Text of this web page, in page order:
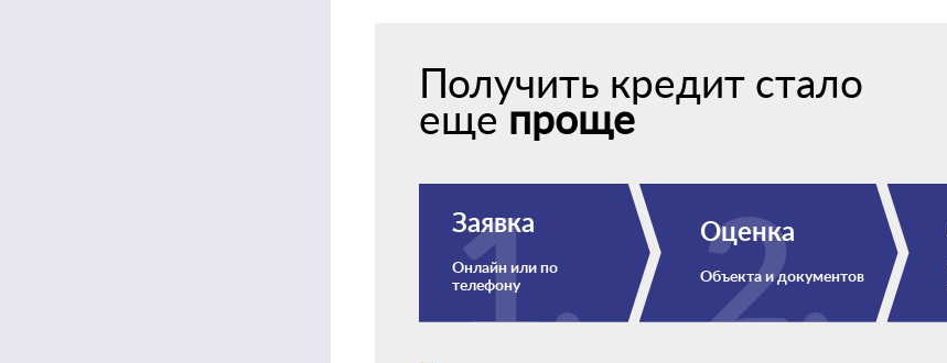
Получить кредит стало
еще проще
Заявка
Онлайн или по
телефону
Оценка
Объекта и документов